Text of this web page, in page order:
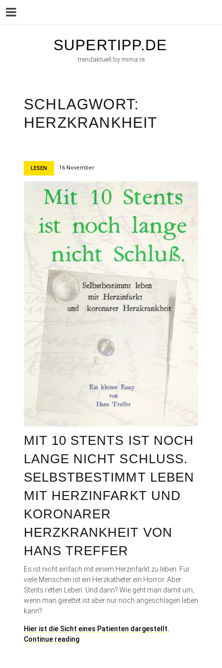
SUPERTIPP.DE
trendaktuell by mima.re
SCHLAGWORT:
HERZKRANKHEIT
LESEN 16 November
MIT 10 STENTS IST NOCH
LANGE NICHT SCHLUSS. S
ELBSTBESTIMMT LEBEN M
IT HERZINFARKT UND K
ORONARER H
ERZKRANKHEIT VON H
ANS TREFFER
Es ist nicht einfach mit einem Herzinfarkt zu leben. Für
viele Menschen ist ein Herzkatheter ein Horror. Aber
Stents retten Leben. Und dann? Wie geht man damit um,
wenn man gerettet ist aber nur noch angeschlagen leben
kann?
Hier ist die Sicht eines Patienten dargestellt.
Continue readingM
Menu